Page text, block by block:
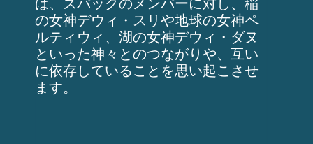
の女神デウィ・スリや地球の女神ペ
ルティウィ、湖の女神デウィ・ダヌ
といった神々とのつながりや、互い
に依存していることを思い起こさせ
ます。